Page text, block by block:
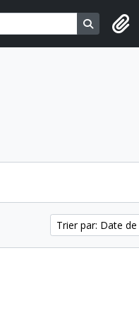
Search
Trier par: Date